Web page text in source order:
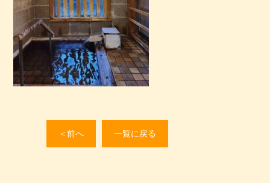
＜前へ 一覧に戻る